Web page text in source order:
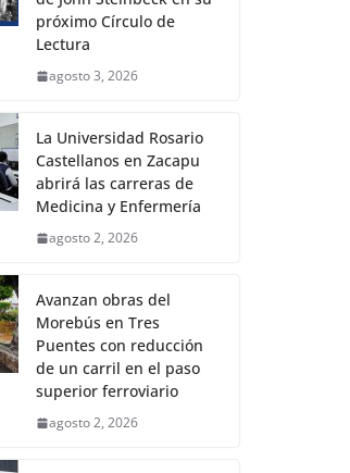
próximo Círculo de
Lectura
agosto 3, 2026
La Universidad Rosario
Castellanos en Zacapu
abrirá las carreras de
Medicina y Enfermería
agosto 2, 2026
Avanzan obras del
Morebús en Tres
Puentes con reducción
de un carril en el paso
superior ferroviario
agosto 2, 2026